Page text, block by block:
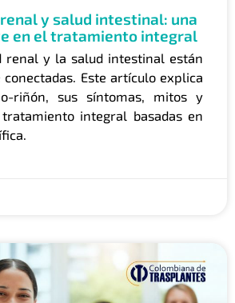
y salud intestinal: una
en el tratamiento integral
renal y la salud intestinal están
Este artículo explica
riñón, sus síntomas, mitos y
integral basadas en